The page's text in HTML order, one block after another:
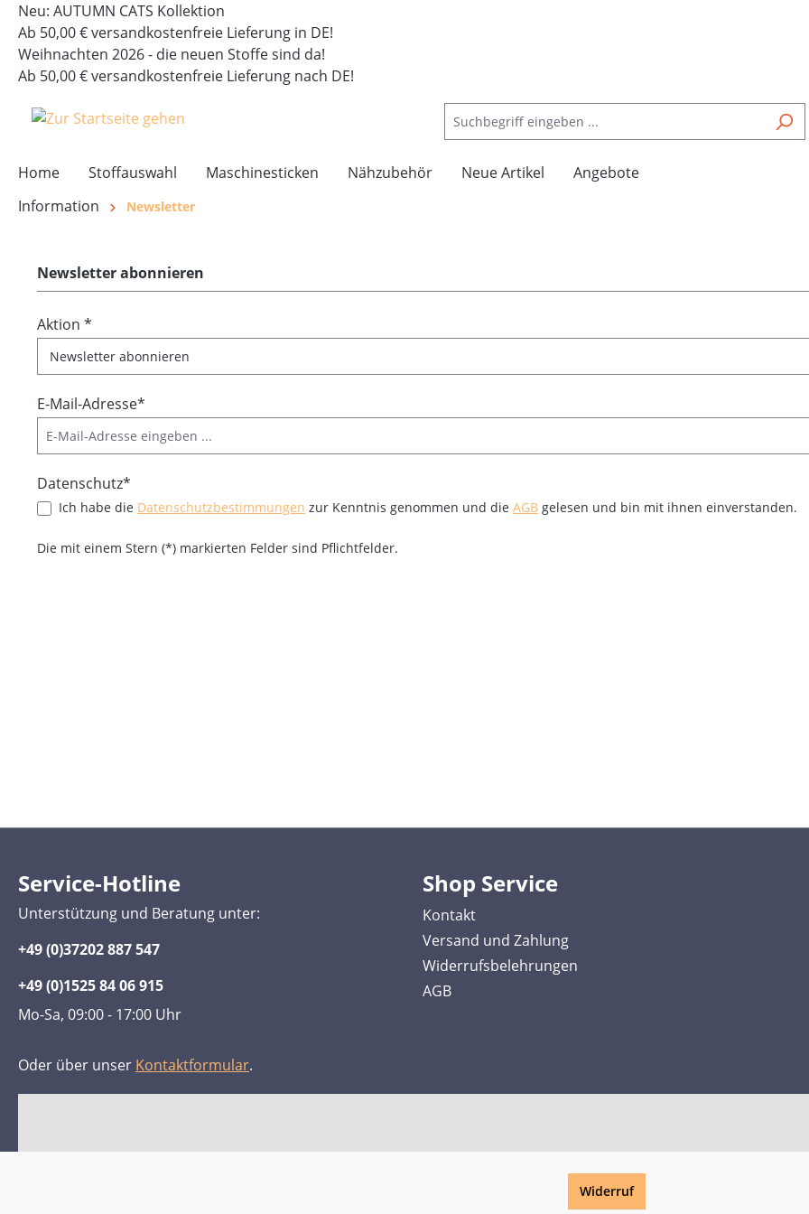
Zur Hauptnavigation springen
Neu: AUTUMN CATS Kollektion
Ab 50,00 € versandkostenfreie Lieferung in DE!
Weihnachten 2026 - die neuen Stoffe sind da!
Ab 50,00 € versandkostenfreie Lieferung nach DE!
Home Stoffauswahl Maschinesticken Nähzubehör Neue Artikel
Angebote
Information
Newsletter
Newsletter abonnieren
Aktion *
E-Mail-Adresse*
Datenschutz*
Ich habe die Datenschutzbestimmungen zur Kenntnis genommen und die AGB gelesen und bin mit ihnen einverstanden.
Die mit einem Stern (*) markierten Felder sind Pflichtfelder.
Service-Hotline
Unterstützung und Beratung unter:
+49 (0)37202 887 547
+49 (0)1525 84 06 915
Mo-Sa, 09:00 - 17:00 Uhr
Oder über unser Kontaktformular.
Shop Service
Kontakt
Versand und Zahlung
Widerrufsbelehrungen
AGB
Widerruf